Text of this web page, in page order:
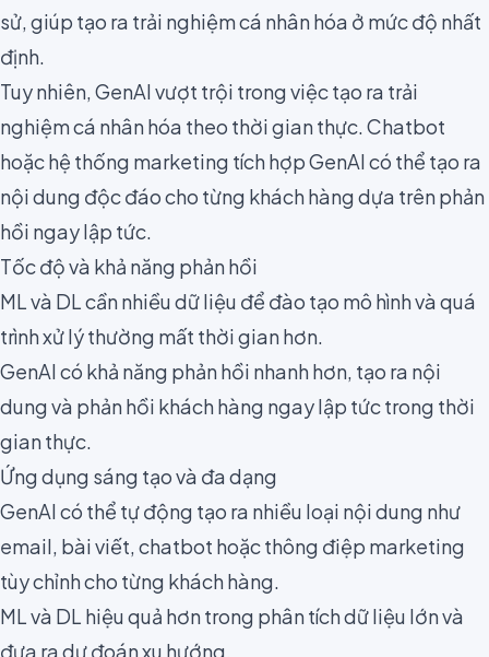
sử, giúp tạo ra trải nghiệm cá nhân hóa ở mức độ nhất
định.
Tuy nhiên, GenAI vượt trội trong việc tạo ra trải
nghiệm cá nhân hóa theo thời gian thực. Chatbot
hoặc hệ thống marketing tích hợp GenAI có thể tạo ra
nội dung độc đáo cho từng khách hàng dựa trên phản
hồi ngay lập tức.
Tốc độ và khả năng phản hồi
ML và DL cần nhiều dữ liệu để đào tạo mô hình và quá
trình xử lý thường mất thời gian hơn.
GenAI có khả năng phản hồi nhanh hơn, tạo ra nội
dung và phản hồi khách hàng ngay lập tức trong thời
gian thực.
Ứng dụng sáng tạo và đa dạng
GenAI có thể tự động tạo ra nhiều loại nội dung như
email, bài viết, chatbot hoặc thông điệp marketing
tùy chỉnh cho từng khách hàng.
ML và DL hiệu quả hơn trong phân tích dữ liệu lớn và
đưa ra dự đoán xu hướng.